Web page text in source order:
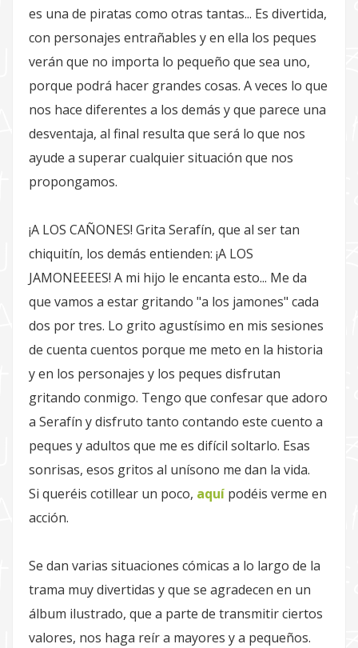
es una de piratas como otras tantas... Es divertida,
con personajes entrañables y en ella los peques
verán que no importa lo pequeño que sea uno,
porque podrá hacer grandes cosas. A veces lo que
nos hace diferentes a los demás y que parece una
desventaja, al final resulta que será lo que nos
ayude a superar cualquier situación que nos
propongamos.
¡A LOS CAÑONES! Grita Serafín, que al ser tan
chiquitín, los demás entienden: ¡A LOS
JAMONEEEES! A mi hijo le encanta esto... Me da
que vamos a estar gritando "a los jamones" cada
dos por tres. Lo grito agustísimo en mis sesiones
de cuenta cuentos porque me meto en la historia
y en los personajes y los peques disfrutan
gritando conmigo. Tengo que confesar que adoro
a Serafín y disfruto tanto contando este cuento a
peques y adultos que me es difícil soltarlo. Esas
sonrisas, esos gritos al unísono me dan la vida.
Si queréis cotillear un poco, aquí podéis verme en
acción.
Se dan varias situaciones cómicas a lo largo de la
trama muy divertidas y que se agradecen en un
álbum ilustrado, que a parte de transmitir ciertos
valores, nos haga reír a mayores y a pequeños.